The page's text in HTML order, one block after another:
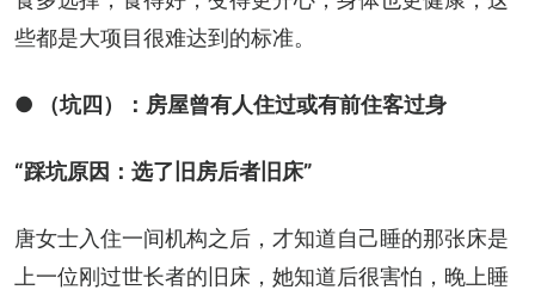
些都是大项目很难达到的标准。
● （坑四）：房屋曾有人住过或有前住客过身
“踩坑原因：选了旧房后者旧床”
唐女士入住一间机构之后，才知道自己睡的那张床是
上一位刚过世长者的旧床，她知道后很害怕，晚上睡